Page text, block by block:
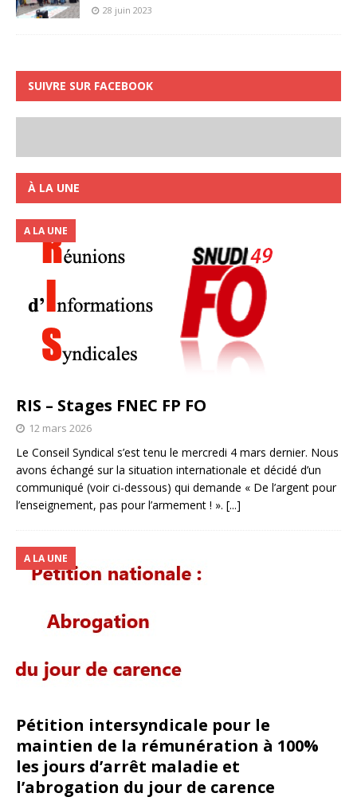
28 juin 2023
SUIVRE SUR FACEBOOK
À LA UNE
RIS – Stages FNEC FP FO
A LA UNE
12 mars 2026
Le Conseil Syndical s’est tenu le mercredi 4 mars dernier. Nous
avons échangé sur la situation internationale et décidé d’un
communiqué (voir ci-dessous) qui demande « De l’argent pour
l’enseignement, pas pour l’armement ! ». [...]
Pétition intersyndicale pour le
maintien de la rémunération à 100%
les jours d’arrêt maladie et
l’abrogation du jour de carence
A LA UNE